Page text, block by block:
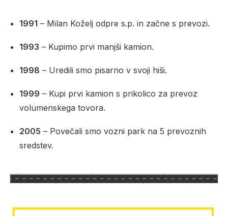
1991 – Milan Koželj odpre s.p. in začne s prevozi.
1993 – Kupimo prvi manjši kamion.
1998 – Uredili smo pisarno v svoji hiši.
1999 – Kupi prvi kamion s prikolico za prevoz
volumenskega tovora.
2005 – Povečali smo vozni park na 5 prevoznih
sredstev.